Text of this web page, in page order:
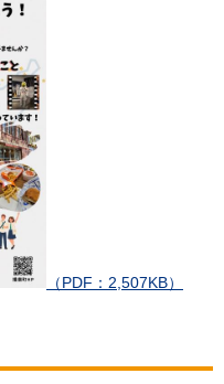
（PDF：2,507KB）